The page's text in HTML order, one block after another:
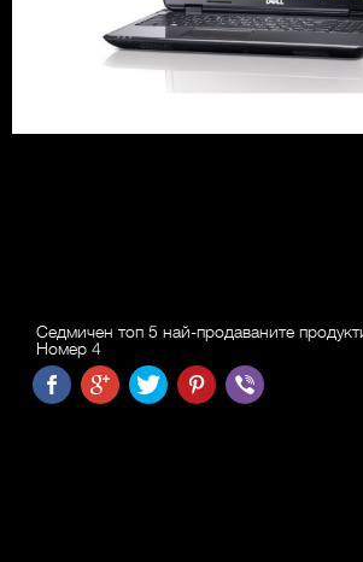
Седмичен топ 5 най-продаваните
Номер 4